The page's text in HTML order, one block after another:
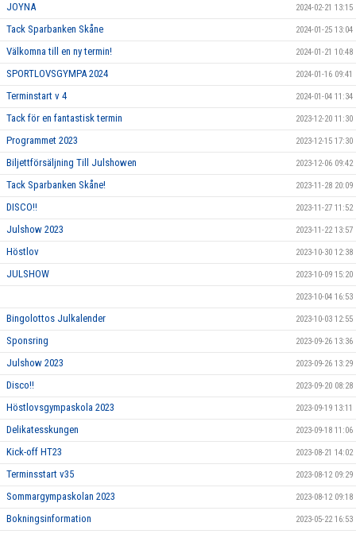
JOYNA 2024-02-21 13:15
Tack Sparbanken Skåne 2024-01-25 13:04
Välkomna till en ny termin! 2024-01-21 10:48
SPORTLOVSGYMPA 2024 2024-01-16 09:41
Terminstart v 4 2024-01-04 11:34
Tack för en fantastisk termin 2023-12-20 11:30
Programmet 2023 2023-12-15 17:30
Biljettförsäljning Till Julshowen 2023-12-06 09:42
Tack Sparbanken Skåne! 2023-11-28 20:09
DISCO!! 2023-11-27 11:52
Julshow 2023 2023-11-22 13:57
Höstlov 2023-10-30 12:38
JULSHOW 2023-10-09 15:20
2023-10-04 16:53
Bingolottos Julkalender 2023-10-03 12:55
Sponsring 2023-09-26 13:36
Julshow 2023 2023-09-26 13:29
Disco!! 2023-09-20 08:28
Höstlovsgympaskola 2023 2023-09-19 13:11
Delikatesskungen 2023-09-18 11:06
Kick-off HT23 2023-08-21 14:02
Terminsstart v35 2023-08-12 09:29
Sommargympaskolan 2023 2023-08-12 09:18
Bokningsinformation 2023-05-22 16:53